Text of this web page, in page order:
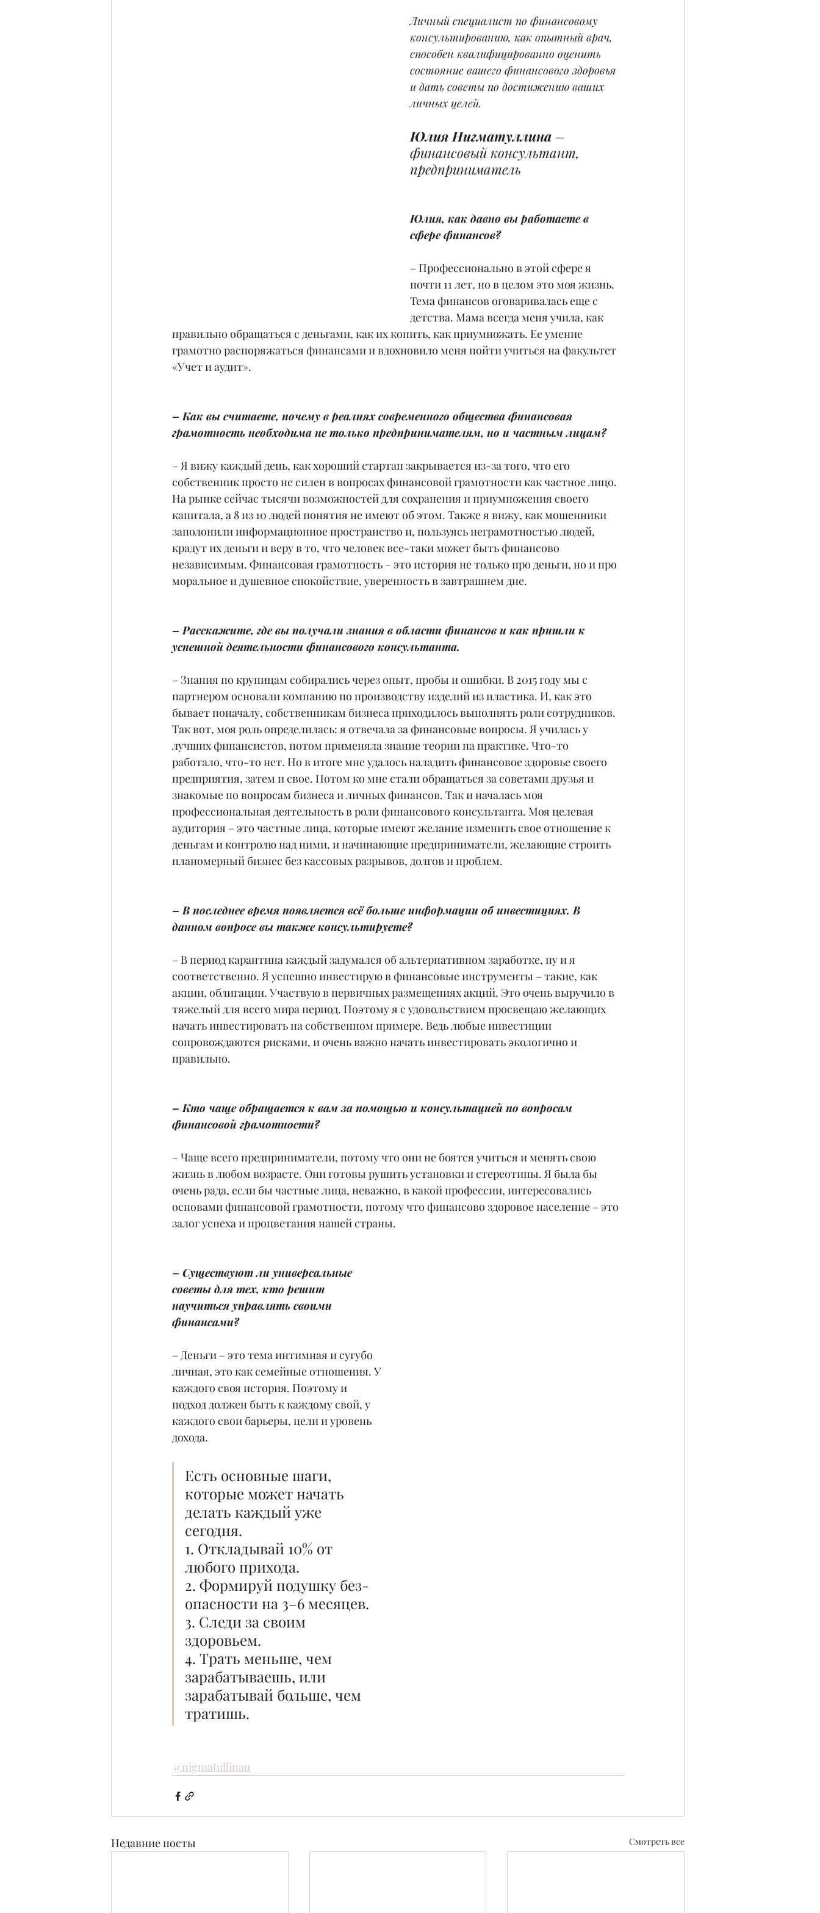
Личный специалист по финансовому
консультированию, как опытный врач,
способен квалифицированно оценить
состояние вашего финансового здоровья
и дать советы по достижению ваших
личных целей.
Юлия Нигматуллина –
финансовый консультант,
предприниматель
Юлия, как давно вы работаете в
сфере финансов?
– Профессионально в этой сфере я
почти 11 лет, но в целом это моя жизнь.
Тема финансов оговаривалась еще с
детства. Мама всегда меня учила, как
правильно обращаться с деньгами, как их копить, как приумножать. Ее умение
грамотно распоряжаться финансами и вдохновило меня пойти учиться на факультет
«Учет и аудит».
– Как вы считаете, почему в реалиях современного общества финансовая
грамотность необходима не только предпринимателям, но и частным лицам?
– Я вижу каждый день, как хороший стартап закрывается из-за того, что его
собственник просто не силен в вопросах финансовой грамотности как частное лицо.
На рынке сейчас тысячи возможностей для сохранения и приумножения своего
капитала, а 8 из 10 людей понятия не имеют об этом. Также я вижу, как мошенники
заполонили информационное пространство и, пользуясь неграмотностью людей,
крадут их деньги и веру в то, что человек все-таки может быть финансово
независимым. Финансовая грамотность – это история не только про деньги, но и про
моральное и душевное спокойствие, уверенность в завтрашнем дне.
– Расскажите, где вы получали знания в области финансов и как пришли к
успешной деятельности финансового консультанта.
– Знания по крупицам собирались через опыт, пробы и ошибки. В 2015 году мы с
партнером основали компанию по производству изделий из пластика. И, как это
бывает поначалу, собственникам бизнеса приходилось выполнять роли сотрудников.
Так вот, моя роль определилась: я отвечала за финансовые вопросы. Я училась у
лучших финансистов, потом применяла знание теории на практике. Что-то
работало, что-то нет. Но в итоге мне удалось наладить финансовое здоровье своего
предприятия, затем и свое. Потом ко мне стали обращаться за советами друзья и
знакомые по вопросам бизнеса и личных финансов. Так и началась моя
профессиональная деятельность в роли финансового консультанта. Моя целевая
аудитория – это частные лица, которые имеют желание изменить свое отношение к
деньгам и контролю над ними, и начинающие предприниматели, желающие строить
планомерный бизнес без кассовых разрывов, долгов и проблем.
– В последнее время появляется всё больше информации об инвестициях. В
данном вопросе вы также консультируете?
– В период карантина каждый задумался об альтернативном заработке, ну и я
соответственно. Я успешно инвестирую в финансовые инструменты – такие, как
акции, облигации. Участвую в первичных размещениях акций. Это очень выручило в
тяжелый для всего мира период. Поэтому я с удовольствием просвещаю желающих
начать инвестировать на собственном примере. Ведь любые инвестиции
сопровождаются рисками, и очень важно начать инвестировать экологично и
правильно.
– Кто чаще обращается к вам за помощью и консультацией по вопросам
финансовой грамотности?
– Чаще всего предприниматели, потому что они не боятся учиться и менять свою
жизнь в любом возрасте. Они готовы рушить установки и стереотипы. Я была бы
очень рада, если бы частные лица, неважно, в какой профессии, интересовались
основами финансовой грамотности, потому что финансово здоровое население – это
залог успеха и процветания нашей страны.
– Существуют ли универсальные
советы для тех, кто решит
научиться управлять своими
финансами?
– Деньги – это тема интимная и сугубо
личная, это как семейные отношения. У
каждого своя история. Поэтому и
подход должен быть к каждому свой, у
каждого свои барьеры, цели и уровень
дохода.
Есть основные шаги,
которые может начать
делать каждый уже
сегодня.
1. Откладывай 10% от
любого прихода.
2. Формируй подушку без-
опасности на 3–6 месяцев.
3. Следи за своим
здоровьем.
4. Трать меньше, чем
зарабатываешь, или
зарабатывай больше, чем
тратишь.
@nigmatullinau
Недавние посты Смотреть все